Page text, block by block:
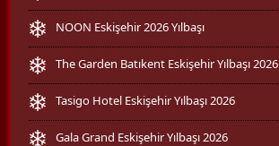
NOON Eskişehir 2026 Yılbaşı
The Garden Batıkent Eskişehir Yılbaşı 2026
Tasigo Hotel Eskişehir Yılbaşı 2026
Gala Grand Eskişehir Yılbaşı 2026